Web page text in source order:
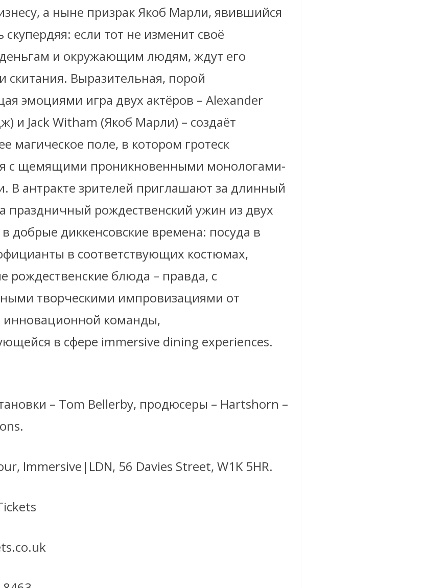
а ныне призрак Якоб Марли, явившийся
скупердяя: если тот не изменит своё
и окружающим людям, ждут его
скитания. Выразительная, порой
эмоциями игра двух актёров – Alexander
и Jack Witham (Якоб Марли) – создаёт
магическое поле, в котором гротеск
с щемящими проникновенными монологами-
В антракте зрителей приглашают за длинный
праздничный рождественский ужин из двух
добрые диккенсовские времена: посуда в
в соответствующих костюмах,
рождественские блюда – правда, с
творческими импровизациями от
инновационной команды,
в сфере immersive dining experiences.
– Tom Bellerby, продюсеры – Hartshorn –
Immersive|LDN, 56 Davies Street, W1K 5HR.